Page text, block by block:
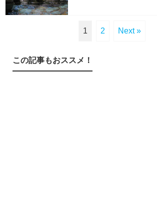
1 2 Next »
この記事もおススメ！